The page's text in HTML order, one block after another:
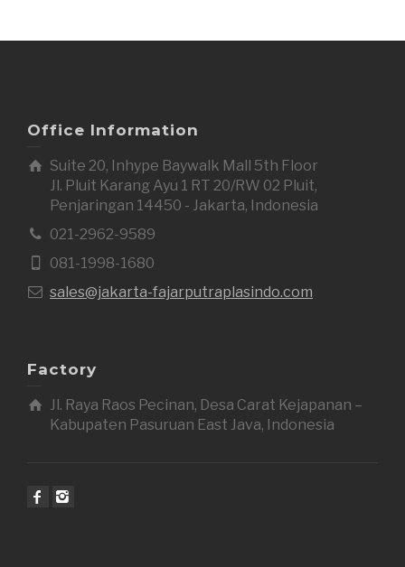
Office Information
Suite 20, Inhype Baywalk Mall 5th Floor
Jl. Pluit Karang Ayu 1 RT 20/RW 02 Pluit,
Penjaringan 14450 - Jakarta, Indonesia
021-2962-9589
081-1998-1680
sales@jakarta-fajarputraplasindo.com
Factory
Jl. Raya Raos Pecinan, Desa Carat Kejapanan –
Kabupaten Pasuruan East Java, Indonesia